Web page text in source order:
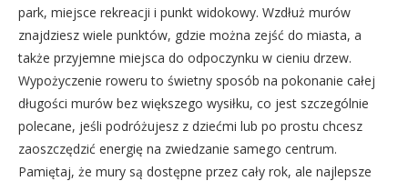
park, miejsce rekreacji i punkt widokowy. Wzdłuż murów
znajdziesz wiele punktów, gdzie można zejść do miasta, a
także przyjemne miejsca do odpoczynku w cieniu drzew.
Wypożyczenie roweru to świetny sposób na pokonanie całej
długości murów bez większego wysiłku, co jest szczególnie
polecane, jeśli podróżujesz z dziećmi lub po prostu chcesz
zaoszczędzić energię na zwiedzanie samego centrum.
Pamiętaj, że mury są dostępne przez cały rok, ale najlepsze